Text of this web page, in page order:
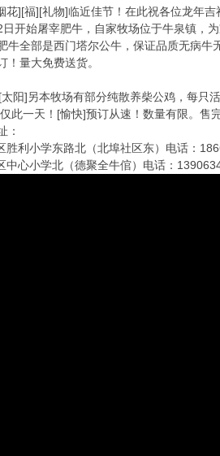
][福][礼物]临近佳节！在此祝各位龙年吉
开始屠宰肥牛，自家牧场位于牛泉镇，
牛全部是西门塔尔公牛，保证品质无病牛
！量大免费送货。
阳]另本牧场有部分纯散养柴公鸡，每只
此一天！[愉快]预订从速！数量有限。售
：
胜利小学东路北（北埠社区东）电话：
中心小学北（德聚全牛倌）电话：